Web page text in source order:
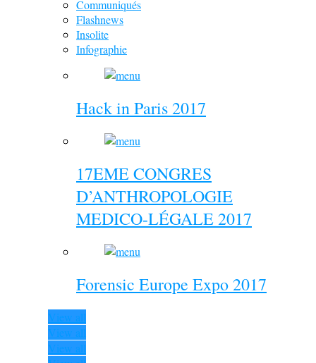
Communiqués
Flashnews
Insolite
Infographie
Hack in Paris 2017
17EME CONGRES
D’ANTHROPOLOGIE
MEDICO-LÉGALE 2017
Forensic Europe Expo 2017
View all
View all
View all